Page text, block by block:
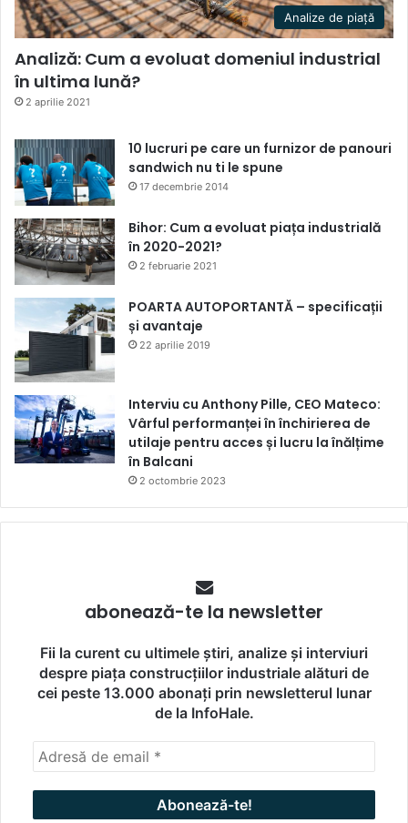
Analize de piață
Analiză: Cum a evoluat domeniul industrial
în ultima lună?
2 aprilie 2021
10 lucruri pe care un furnizor de panouri
sandwich nu ti le spune
17 decembrie 2014
Bihor: Cum a evoluat piața industrială
în 2020-2021?
2 februarie 2021
POARTA AUTOPORTANTĂ – specificații
și avantaje
22 aprilie 2019
Interviu cu Anthony Pille, CEO Mateco:
Vârful performanței în închirierea de
utilaje pentru acces și lucru la înălțime
în Balcani
2 octombrie 2023
abonează-te la newsletter
Fii la curent cu ultimele știri, analize și interviuri
despre piața construcțiilor industriale alături de
cei peste 13.000 abonați prin newsletterul lunar
de la InfoHale.